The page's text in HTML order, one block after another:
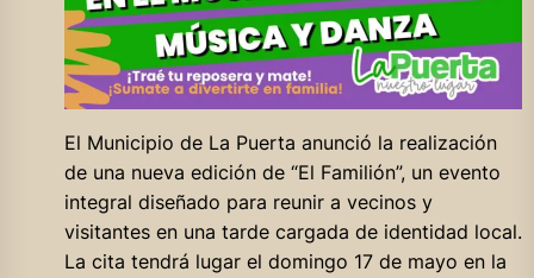
El Municipio de La Puerta anunció la realización
de una nueva edición de “El Familión”, un evento
integral diseñado para reunir a vecinos y
visitantes en una tarde cargada de identidad local.
La cita tendrá lugar el domingo 17 de mayo en la